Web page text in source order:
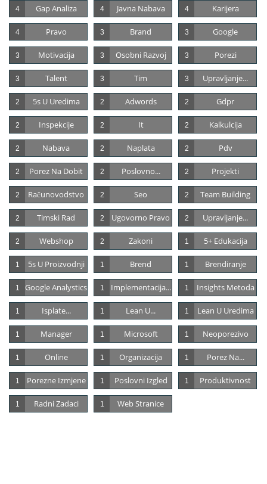
Gap Analiza
4 Javna Nabava
4 Karijera
4
Pravo
4 Brand
3 Google
3
Motivacija
3 Osobni Razvoj
3 Porezi
3
Talent
3 Tim
3 Upravljanje...
3
5s U Uredima
2 Adwords
2 Gdpr
2
Inspekcije
2 It
2 Kalkulcija
2
Nabava
2 Naplata
2 Pdv
2
Porez Na Dobit
2 Poslovno...
2 Projekti
2
Računovodstvo
2 Seo
2 Team Building
2
Timski Rad
2 Ugovorno Pravo
2 Upravljanje...
2
Webshop
2 Zakoni
2 5+ Edukacija
1
5s U Proizvodnji
1 Brend
1 Brendiranje
1
Google Analystics
1 Implementacija...
1 Insights Metoda
1
Isplate...
1 Lean U...
1 Lean U Uredima
1
Manager
1 Microsoft
1 Neoporezivo
1
Online
1 Organizacija
1 Porez Na...
1
Porezne Izmjene
1 Poslovni Izgled
1 Produktivnost
1
Radni Zadaci
1 Web Stranice
1